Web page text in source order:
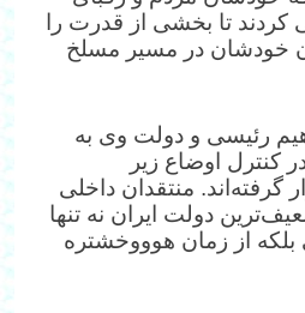
تا بخشی از قدرت را
خودشان در مسیر مسلخ
رئیسی و دولت وی به
کنترل اوضاع زیر
گرفته‌اند. منتقدان داخلی
دولت ایران نه تنها
بلکه از زمان هوووخشتره